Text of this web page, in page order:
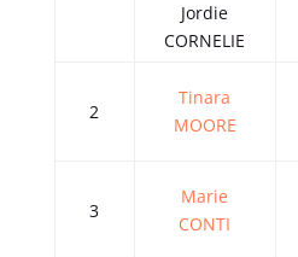
Jordie
CORNELIE
2
Tinara
MOORE
3
Marie
CONTI